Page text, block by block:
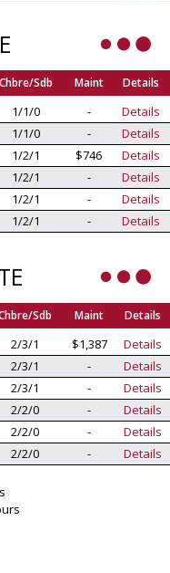
Chbre/Sdb Maint Details
1/1/0 -
Details
1/1/0 -
Details
1/2/1 $746
Details
1/2/1 -
Details
1/2/1 -
Details
1/2/1 - Details
Sdb Maint Details
2/3/1 $1,387
Details
2/3/1 -
Details
2/3/1 -
Details
2/2/0 -
Details
2/2/0 -
Details
2/2/0 - Details